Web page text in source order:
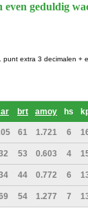
geduldig
extra 3 decimalen +
brt amoy hs
61 1.721 6
53 0.603 4
44 0.772 6
54 1.277 7